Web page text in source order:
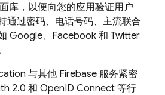
库，以便向您的应用验证用户
通过密码、电话号码、主流联合
Google、Facebook 和 Twitter
与其他 Firebase 服务紧密
2.0 和 OpenID Connect 等行